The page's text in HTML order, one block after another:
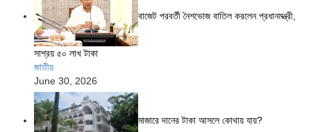
বাজেট পরবর্তী নৈশভোজ বাতিল করলেন প্রধানমন্ত্রী,
সাশ্রয় ৫০ লাখ টাকা
জাতীয়
June 30, 2026
মাজারে দানের টাকা আসলে কোথায় যায়?